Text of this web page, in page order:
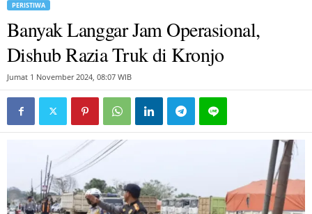
PERISTIWA
Banyak Langgar Jam Operasional,
Dishub Razia Truk di Kronjo
Jumat 1 November 2024, 08:07 WIB